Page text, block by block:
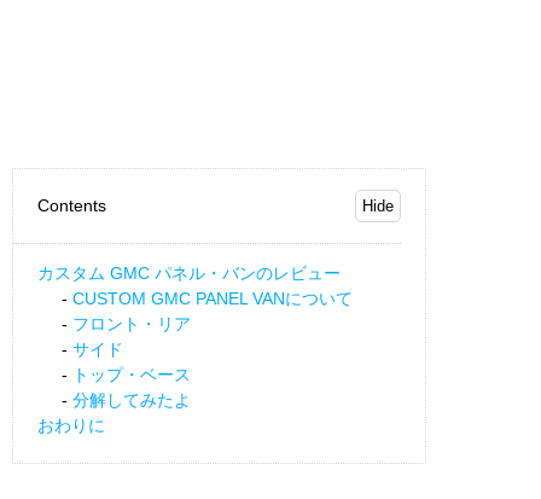
Contents
カスタム GMC パネル・バンのレビュー
CUSTOM GMC PANEL VANについて
フロント・リア
サイド
トップ・ベース
分解してみたよ
おわりに